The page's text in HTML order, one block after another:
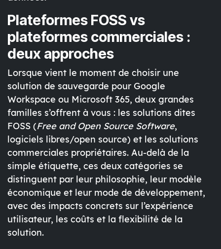
Plateformes FOSS vs
plateformes commerciales :
deux approches
Lorsque vient le moment de choisir une
solution de sauvegarde pour Google
Workspace ou Microsoft 365, deux grandes
familles s’offrent à vous : les solutions dites
FOSS (Free and Open Source Software,
logiciels libres/open source) et les solutions
commerciales propriétaires. Au-delà de la
simple étiquette, ces deux catégories se
distinguent par leur philosophie, leur modèle
économique et leur mode de développement,
avec des impacts concrets sur l’expérience
utilisateur, les coûts et la flexibilité de la
solution.